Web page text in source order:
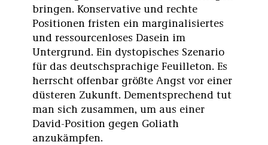
bringen. Konservative und rechte
Positionen fristen ein marginalisiertes
und ressourcenloses Dasein im
Untergrund. Ein dystopisches Szenario
für das deutschsprachige Feuilleton. Es
herrscht offenbar größte Angst vor einer
düsteren Zukunft. Dementsprechend tut
man sich zusammen, um aus einer
David-Position gegen Goliath
anzukämpfen.